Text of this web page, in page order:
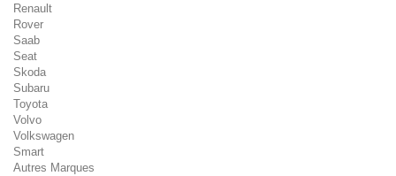
Renault
Rover
Saab
Seat
Skoda
Subaru
Toyota
Volvo
Volkswagen
Smart
Autres Marques